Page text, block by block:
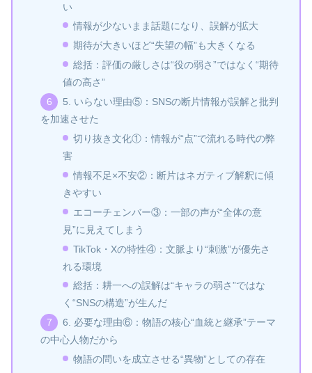
い
情報が少ないまま話題になり、誤解が拡大
期待が大きいほど“失望の幅”も大きくなる
総括：評価の厳しさは“役の弱さ”ではなく“期待
値の高さ”
5. いらない理由⑤：SNSの断片情報が誤解と批判
を加速させた
切り抜き文化①：情報が“点”で流れる時代の弊
害
情報不足×不安②：断片はネガティブ解釈に傾
きやすい
エコーチェンバー③：一部の声が“全体の意
見”に見えてしまう
TikTok・Xの特性④：文脈より“刺激”が優先さ
れる環境
総括：耕一への誤解は“キャラの弱さ”ではな
く“SNSの構造”が生んだ
6. 必要な理由⑥：物語の核心“血統と継承”テーマ
の中心人物だから
物語の問いを成立させる“異物”としての存在